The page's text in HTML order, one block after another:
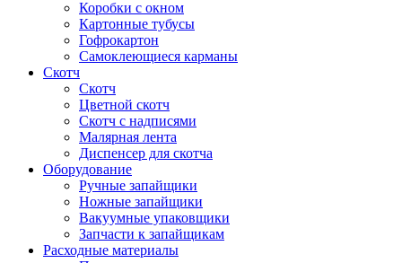
Коробки с окном
Картонные тубусы
Гофрокартон
Самоклеющиеся карманы
Скотч
Скотч
Цветной скотч
Скотч с надписями
Малярная лента
Диспенсер для скотча
Оборудование
Ручные запайщики
Ножные запайщики
Вакуумные упаковщики
Запчасти к запайщикам
Расходные материалы